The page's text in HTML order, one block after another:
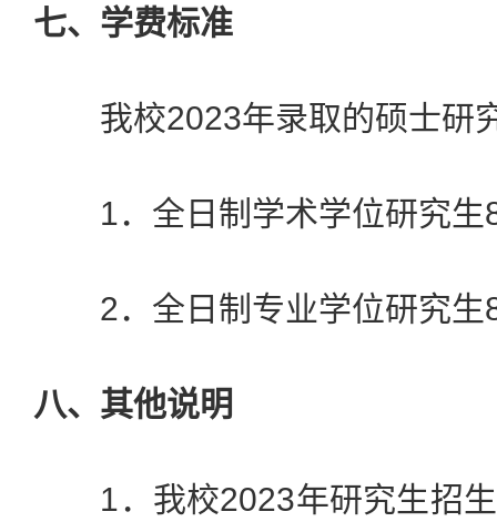
七、学费标准
我校2023年录取的硕士研
1．全日制学术学位研究生
2．全日制专业学位研究生
八、其他说明
1．我校2023年研究生招生